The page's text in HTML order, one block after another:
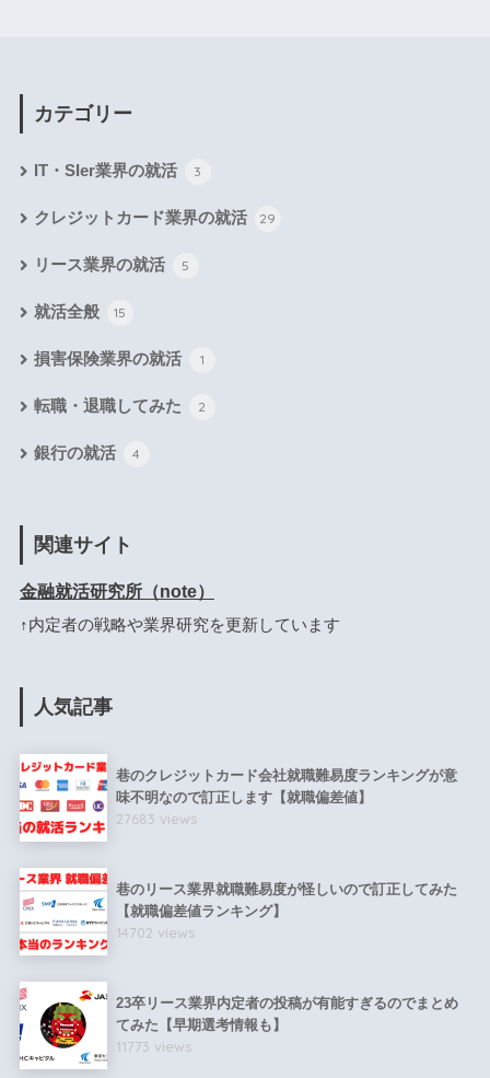
カテゴリー
IT・SIer業界の就活 3
クレジットカード業界の就活 29
リース業界の就活 5
就活全般 15
損害保険業界の就活 1
転職・退職してみた 2
銀行の就活 4
関連サイト
金融就活研究所（note）
↑内定者の戦略や業界研究を更新しています
人気記事
巷のクレジットカード会社就職難易度ランキングが意
味不明なので訂正します【就職偏差値】
27683 views
巷のリース業界就職難易度が怪しいので訂正してみた
【就職偏差値ランキング】
14702 views
23卒リース業界内定者の投稿が有能すぎるのでまとめ
てみた【早期選考情報も】
11773 views